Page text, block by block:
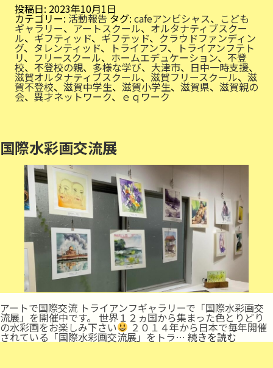
終
了
投稿日: 2023年10月1日
カテゴリー: 活動報告 タグ: cafeアンビシャス、 こども
ギャラリー、アートスクール、 オルタナティブスクー
ル、 ギフティッド、 ギフテッド、 クラウドファンディン
グ、 タレンティッド、 トライアンフ、 トライアンフテト
リ、 フリースクール、 ホームエデュケーション、 不登
校、 不登校の親、多様な学び、 大津市、 日中一時支援、
滋賀オルタナティブスクール、 滋賀フリースクール、滋
賀不登校、 滋賀中学生、 滋賀小学生、 滋賀県、 滋賀親の
会、 異才ネットワーク、 ｅｑワーク
国際水彩画交流展
アートで国際交流 トライアンフギャラリーで「国際水彩画交
流展」を開催中です。 世界１２ヵ国から集まった色とりどり
の水彩画をお楽しみ下さい ２０１４年から日本で毎年開催
されている「国際水彩画交流展」をトラ… 続きを読む国
際